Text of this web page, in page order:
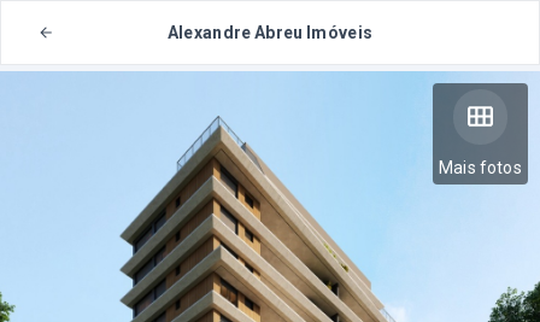
Alexandre Abreu Imóveis
Mais fotos